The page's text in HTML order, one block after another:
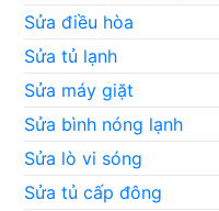
Sửa điều hòa
Sửa tủ lạnh
Sửa máy giặt
Sửa bình nóng lạnh
Sửa lò vi sóng
Sửa tủ cấp đông